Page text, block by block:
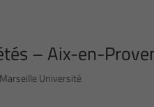
– Aix-en-
Université